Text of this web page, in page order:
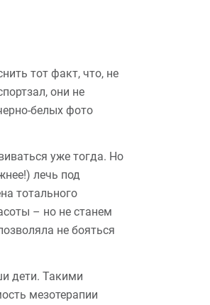
тот факт, что, не
они не
белых фото
уже тогда. Но
лечь под
тотального
– но не станем
не бояться
дети. Такими
мезотерапии